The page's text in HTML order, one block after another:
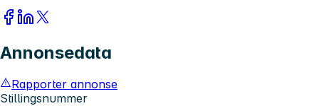
Annonsedata
Rapporter annonse
Stillingsnummer